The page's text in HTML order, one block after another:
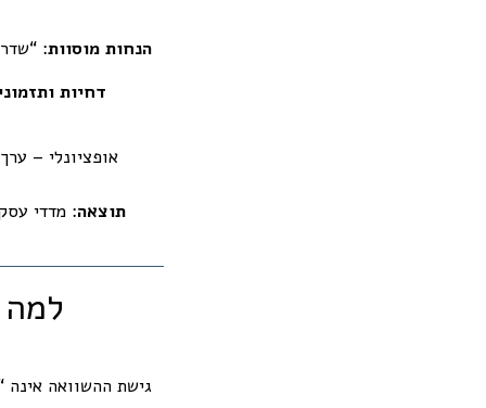
הנחות מוסוות:
דחיות
תוצאה: מדדי
גישת ההשוואה אינה